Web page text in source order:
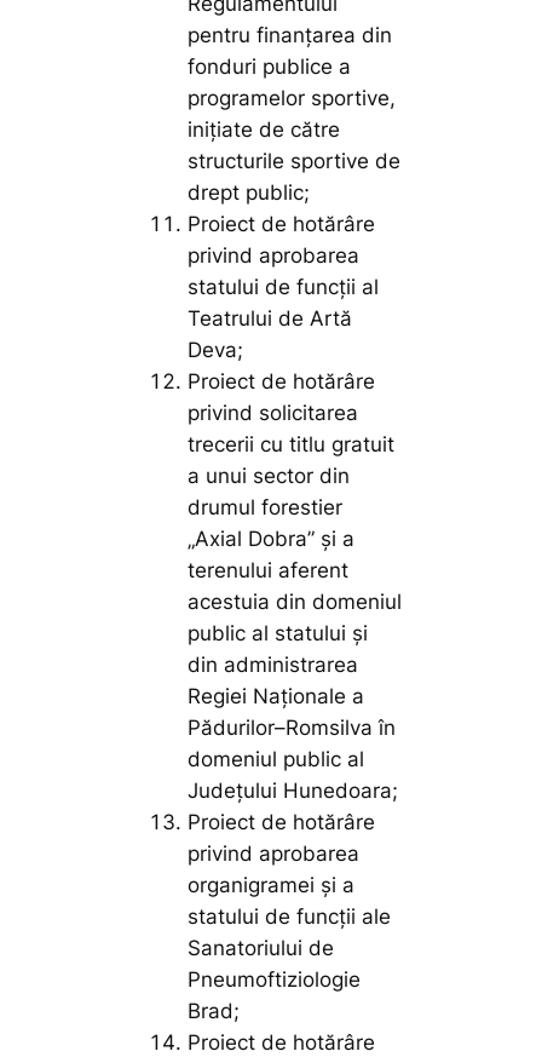
pentru finanțarea din
fonduri publice a
programelor sportive,
inițiate de către
structurile sportive de
drept public;
Proiect de hotărâre
privind aprobarea
statului de funcții al
Teatrului de Artă
Deva;
Proiect de hotărâre
privind solicitarea
trecerii cu titlu gratuit
a unui sector din
drumul forestier
„Axial Dobra” și a
terenului aferent
acestuia din domeniul
public al statului și
din administrarea
Regiei Naționale a
Pădurilor–Romsilva în
domeniul public al
Județului Hunedoara;
Proiect de hotărâre
privind aprobarea
organigramei și a
statului de funcții ale
Sanatoriului de
Pneumoftiziologie
Brad;
Proiect de hotărâre